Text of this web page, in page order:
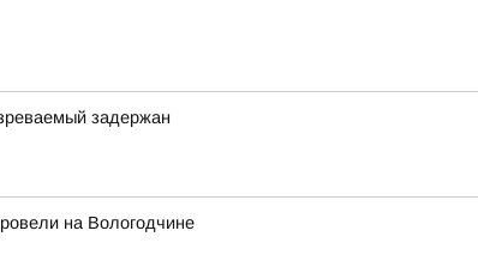
задержан
на Вологодчине